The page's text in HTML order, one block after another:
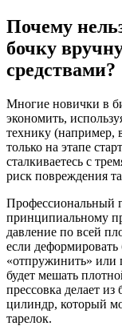
Почему
бочку
средствами?
Многие новички в
экономить,
технику (например,
только на этапе
сталкиваетесь с
риск повреждения
Профессиональный
принципиальному
давление по всей
если
«отпружинить» или
будет мешать
прессовка делает
цилиндр, который
тарелок.